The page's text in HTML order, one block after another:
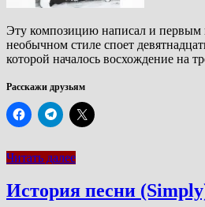
Эту композицию написал и первым
необычном стиле споет
которой началось восхождение на
Расскажи друзьям
Читать далее
История песни